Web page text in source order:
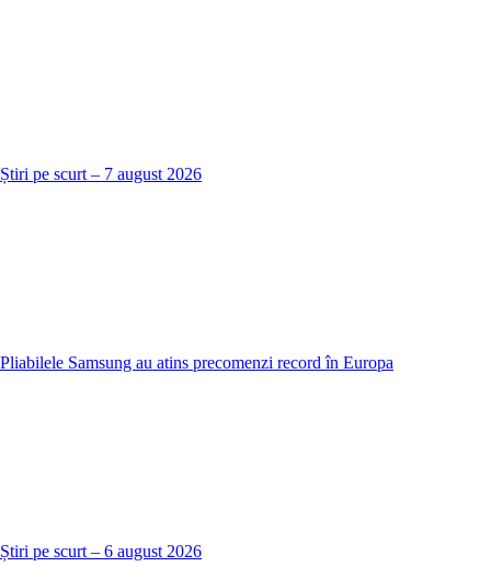
Știri pe scurt – 7 august 2026
Pliabilele Samsung au atins precomenzi record în Europa
Știri pe scurt – 6 august 2026